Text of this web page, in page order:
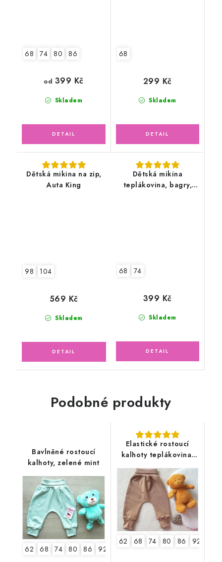
68 74 80 86
Skladem
od 399 Kč
68
Skladem
299 Kč
Dětská mikina na zip,
Auta King
98 104
Skladem
569 Kč
Dětská mikina
teplákovina, bagry,
68 74
Skladem
399 Kč
Podobné produkty
Bavlněné rostoucí
kalhoty, zelené mint
62 68 74 80 86 92
Elastické rostoucí
kalhoty teplákovina,
hnědé
62 68 74 80 86 92